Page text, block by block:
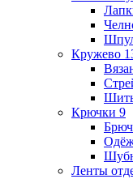
Кружево
Крючки 9
Ленты